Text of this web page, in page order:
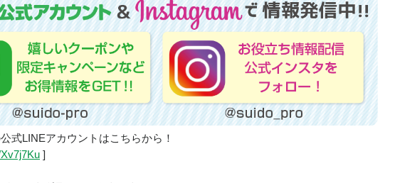
式LINEアカウントはこちらから！
]